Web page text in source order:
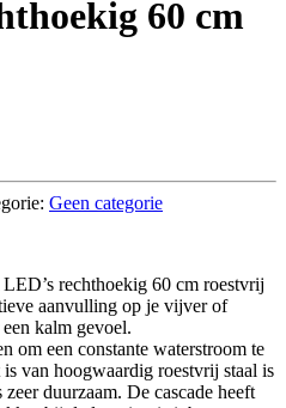
60 cm
Geen categorie
rechthoekig 60 cm roestvrij
aanvulling op je vijver of
kalm gevoel.
om een constante waterstroom te
van hoogwaardig roestvrij staal is
duurzaam. De cascade heeft